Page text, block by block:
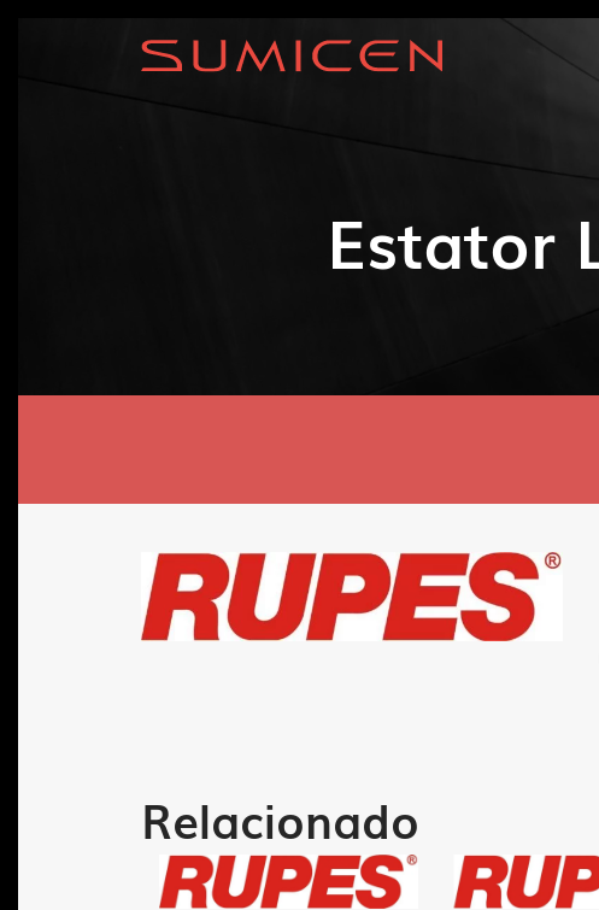
Estator
Relacionado